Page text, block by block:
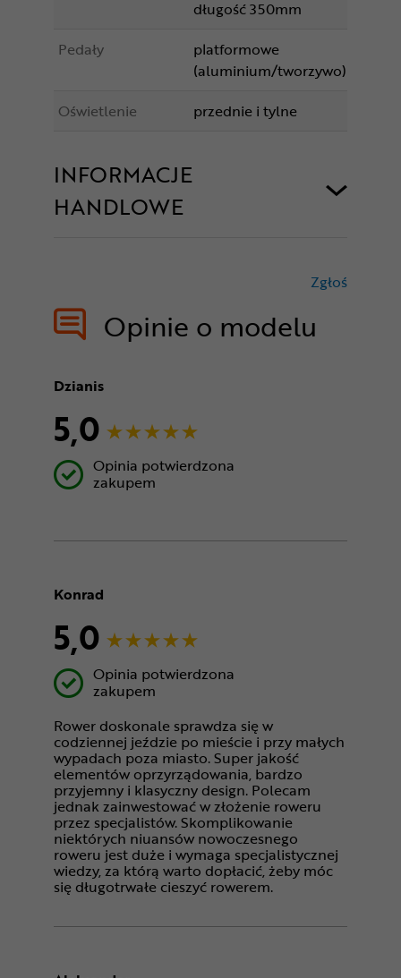
długość 350mm
Pedały
platformowe
(aluminium/tworzywo)
Oświetlenie
przednie i tylne
INFORMACJE
HANDLOWE
Opinie o modelu
Zgłoś
Dzianis
5,0
Opinia potwierdzona
zakupem
Konrad
5,0
Opinia potwierdzona
zakupem
Rower doskonale sprawdza się w
codziennej jeździe po mieście i przy małych
wypadach poza miasto. Super jakość
elementów oprzyrządowania, bardzo
przyjemny i klasyczny design. Polecam
jednak zainwestować w złożenie roweru
przez specjalistów. Skomplikowanie
niektórych niuansów nowoczesnego
roweru jest duże i wymaga specjalistycznej
wiedzy, za którą warto dopłacić, żeby móc
się długotrwałe cieszyć rowerem.